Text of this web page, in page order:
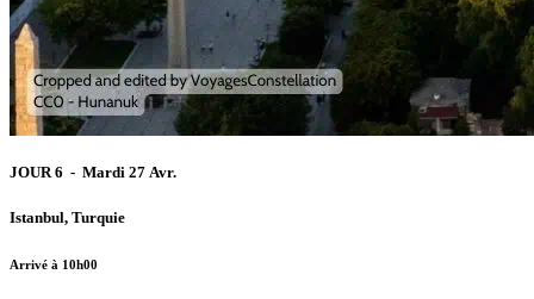
JOUR 6 - Mardi 27 Avr.
Istanbul, Turquie
Arrivé à 10h00